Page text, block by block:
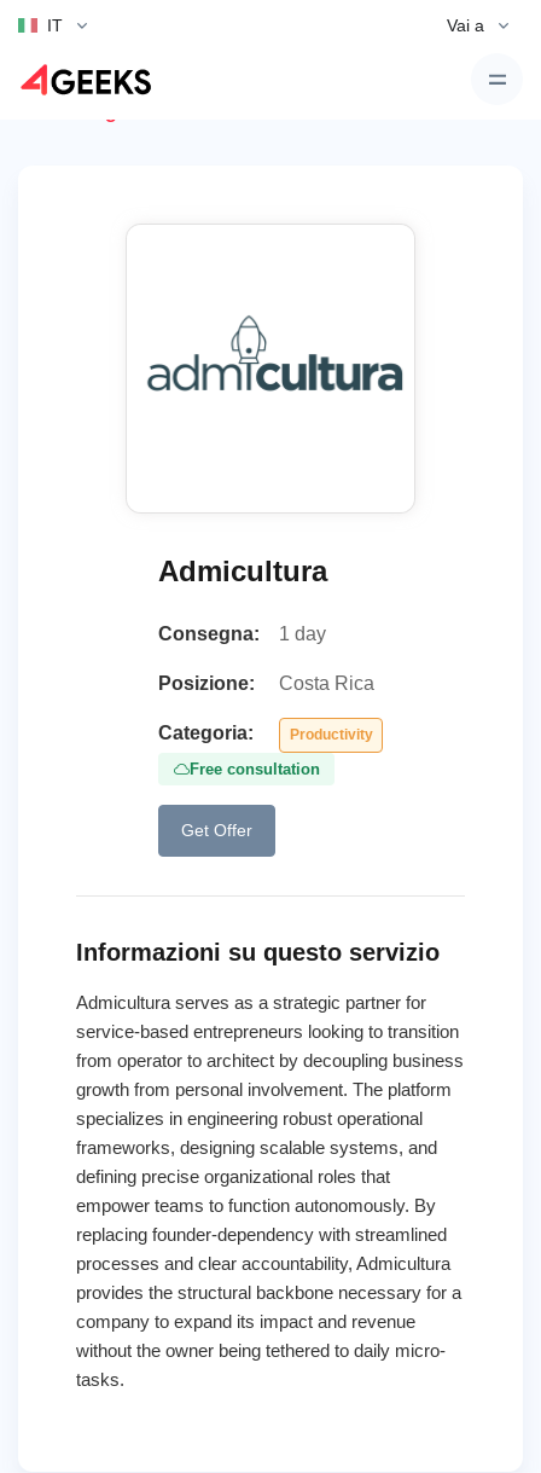
IT Vai a
Admicultura
Consegna: 1 day
Posizione: Costa Rica
Categoria: Productivity
Free consultation
Get Offer
Informazioni su questo servizio
Admicultura serves as a strategic partner for
service-based entrepreneurs looking to transition
from operator to architect by decoupling business
growth from personal involvement. The platform
specializes in engineering robust operational
frameworks, designing scalable systems, and
defining precise organizational roles that
empower teams to function autonomously. By
replacing founder-dependency with streamlined
processes and clear accountability, Admicultura
provides the structural backbone necessary for a
company to expand its impact and revenue
without the owner being tethered to daily micro-
tasks.